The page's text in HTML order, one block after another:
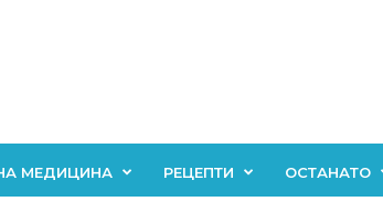
МЕДИЦИНА РЕЦЕПТИ ОСТАНАТО